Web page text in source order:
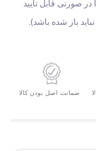
صورتی قابل تایید
باز شده باشد).
ضمانت اصل بودن کالا